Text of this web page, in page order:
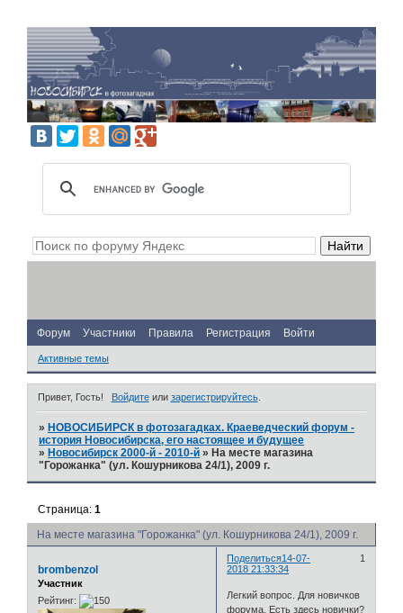
Форум Участники Правила Регистрация Войти
Активные темы
Привет, Гость! Войдитеили зарегистрируйтесь.
» НОВОСИБИРСК в фотозагадках. Краеведческий форум -
история Новосибирска, его настоящее и будущее
» Новосибирск 2000-й - 2010-й » На месте магазина
"Горожанка" (ул. Кошурникова 24/1), 2009 г.
На месте магазина "Горожанка" (ул. Кошурникова 24/1), 2009 г.
Страница:1
Поделиться 1
14-07-
2018 21:33:34
brombenzol
Участник
Рейтинг:
Легкий вопрос. Для новичков
форума. Есть здесь новички?